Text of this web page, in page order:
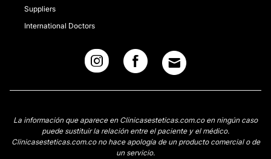
Suppliers
International Doctors
La información que aparece en Clinicasesteticas.com.co en ningún caso
puede sustituir la relación entre el paciente y el médico.
Clinicasesteticas.com.co no hace apología de un producto comercial o de
un servicio.